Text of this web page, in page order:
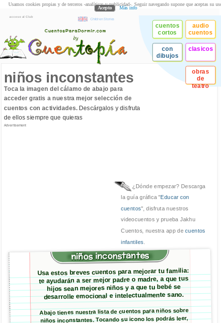
acceso al Club
Children Stories
cuentos
cortos
audio
cuentos
con
dibujos
clasicos
obras
de
teatro
niños inconstantes
Toca la imagen del cálamo de abajo para
acceder gratis a nuestra mejor selección de
cuentos con actividades.Descárgalos y disfruta
de ellos siempre que quieras
Advertisement
¿Dónde empezar? Descarga
la guía gráfica "Educar con
cuentos", disfruta nuestros
videocuentos y prueba Jakhu
Cuentos, nuestra app decuentos
infantiles
niños inconstantes
Usa estos breves cuentos para mejorar tu familia:
te ayudarán a ser mejor padre o madre, a que tus
hijos sean mejores niños y a que tu bebé se
desarrolle emocional e intelectualmente sano.
Abajo tienes nuestra lista de cuentos para niños sobre
niños inconstantes. Tocando su icono los podrás leer,
Usamos cookies propias y de terceros -analíticas y publicidad-. Seguir navegando supone que aceptas su
Acepto Más info